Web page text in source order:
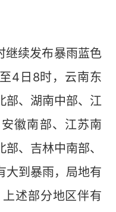
续发布暴雨蓝色
4日8时，云南东
部、湖南中部、江
徽南部、江苏南
、吉林中南部、
大到暴雨，局地有
述部分地区伴有